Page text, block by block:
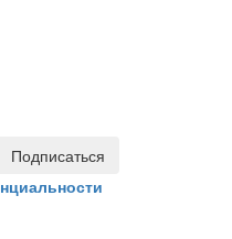
Подписаться